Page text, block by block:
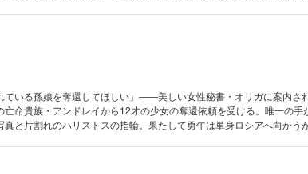
にこだまする。果たして……。
ている孫娘を奪還してほしい」――美しい女性秘書・オリガに案内さ
亡命貴族・アンドレイから12才の少女の奪還依頼を受ける。唯一の手
真と片割れのハリストスの指輪。果たして勇午は単身ロシアへ向かう
ョン）を成功させる事ができるのか。『ロシア編』、開幕――。